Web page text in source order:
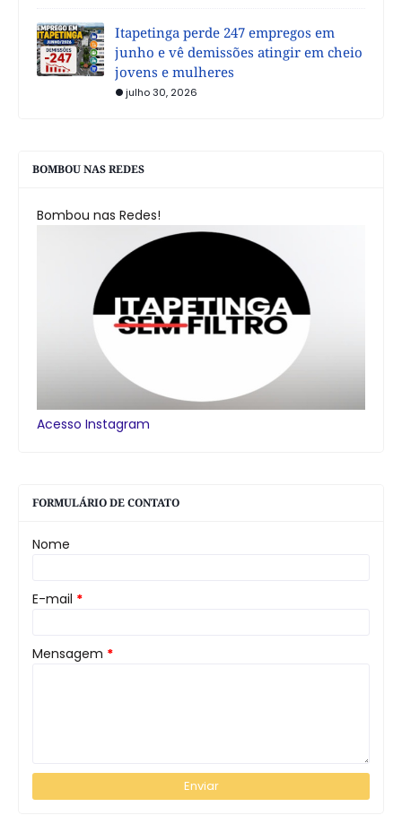
Itapetinga perde 247 empregos em
junho e vê demissões atingir em cheio
jovens e mulheres
julho 30, 2026
BOMBOU NAS REDES
Bombou nas Redes!
Acesso Instagram
FORMULÁRIO DE CONTATO
Nome
E-mail *
Mensagem *